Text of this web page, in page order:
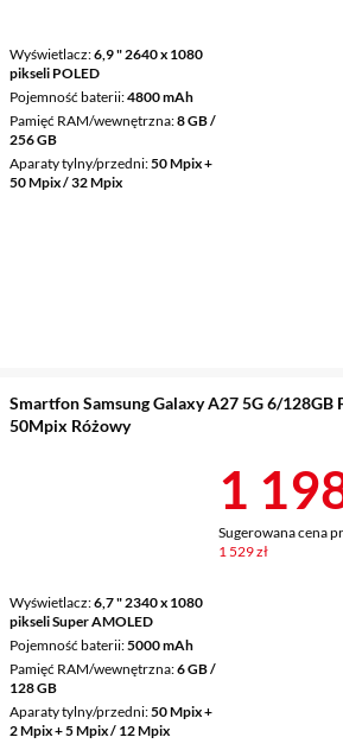
Wyświetlacz 6,9 " 2640 x 1080
pikseli POLED
Pojemność baterii 4800 mAh
Pamięć RAM/wewnętrzna 8 GB /
256 GB
Aparaty tylny/przedni 50 Mpix +
50 Mpix / 32 Mpix
Smartfon Samsung Galaxy A27 5G 6/128GB
50Mpix Różowy
Wyświetlacz 6,7 " 2340 x 1080
pikseli Super AMOLED
Pojemność baterii 5000 mAh
Pamięć RAM/wewnętrzna 6 GB /
128 GB
Aparaty tylny/przedni 50 Mpix +
2 Mpix + 5 Mpix / 12 Mpix
1
Sugerowana cena
1 529 zł